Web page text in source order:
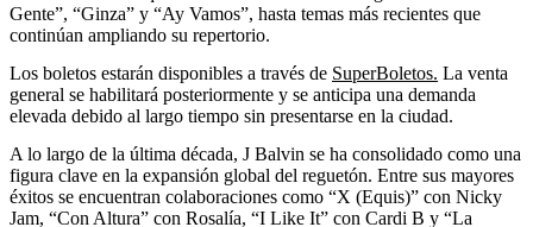
Gente”, “Ginza” y “Ay Vamos”, hasta temas más recientes que
continúan ampliando su repertorio.
Los boletos estarán disponibles a través de SuperBoletos. La venta
general se habilitará posteriormente y se anticipa una demanda
elevada debido al largo tiempo sin presentarse en la ciudad.
A lo largo de la última década, J Balvin se ha consolidado como una
figura clave en la expansión global del reguetón. Entre sus mayores
éxitos se encuentran colaboraciones como “X (Equis)” con Nicky
Jam, “Con Altura” con Rosalía, “I Like It” con Cardi B y “La